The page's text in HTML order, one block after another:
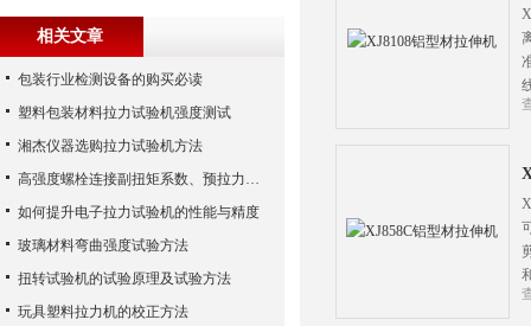
相关文章
包装行业检测设备的购买必读
塑料包装材料拉力试验机强度测试
湘杰仪器选购拉力试验机方法
高强度螺栓连接副扭矩系数、预拉力、抗滑移系数检测细则
如何提升电子拉力试验机的性能与精度
玻璃材料弯曲强度试验方法
扭转试验机的试验原理及试验方法
玩具塑料拉力机的校正方法